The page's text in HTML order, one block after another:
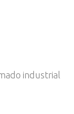
industrial